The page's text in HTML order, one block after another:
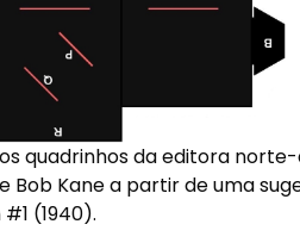
quadrinhos da editora
Bob Kane a partir de uma
(1940).